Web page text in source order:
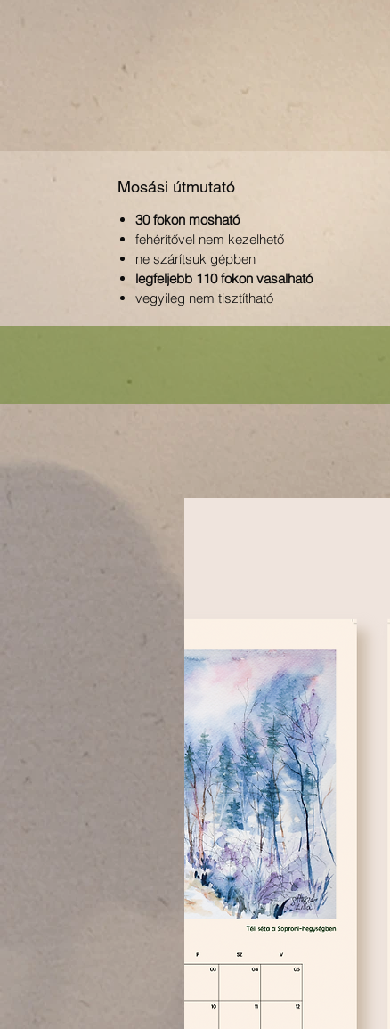
Mosási útmutató
30 fokon mosható
fehérítővel nem kezelhető
ne szárítsuk gépben
legfeljebb 110 fokon vasalható
vegyileg nem tisztítható